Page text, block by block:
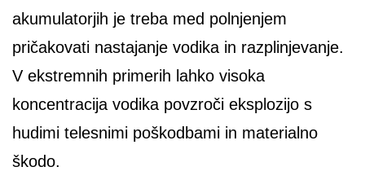
akumulatorjih je treba med polnjenjem
pričakovati nastajanje vodika in razplinjevanje.
V ekstremnih primerih lahko visoka
koncentracija vodika povzroči eksplozijo s
hudimi telesnimi poškodbami in materialno
škodo.